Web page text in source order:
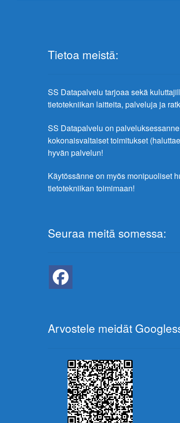
Tietoa meistä:
SS Datapalvelu tarjoaa sekä
tietotekniikan laitteita, palveluja ja
SS Datapalvelu on
kokonaisvaltaiset toimitukset
hyvän palvelun!
Käytössänne on myös monipuoliset
tietotekniikan toimimaan!
Seuraa meitä somessa:
Arvostele meidät